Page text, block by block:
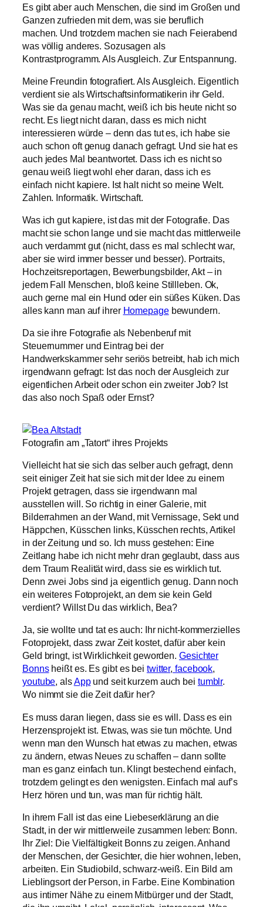
Es gibt aber auch Menschen, die sind im Großen und
Ganzen zufrieden mit dem, was sie beruflich
machen. Und trotzdem machen sie nach Feierabend
was völlig anderes. Sozusagen als
Kontrastprogramm. Als Ausgleich. Zur Entspannung.
Meine Freundin fotografiert. Als Ausgleich. Eigentlich
verdient sie als Wirtschaftsinformatikerin ihr Geld.
Was sie da genau macht, weiß ich bis heute nicht so
recht. Es liegt nicht daran, dass es mich nicht
interessieren würde – denn das tut es, ich habe sie
auch schon oft genug danach gefragt. Und sie hat es
auch jedes Mal beantwortet. Dass ich es nicht so
genau weiß liegt wohl eher daran, dass ich es
einfach nicht kapiere. Ist halt nicht so meine Welt.
Zahlen. Informatik. Wirtschaft.
Was ich gut kapiere, ist das mit der Fotografie. Das
macht sie schon lange und sie macht das mittlerweile
auch verdammt gut (nicht, dass es mal schlecht war,
aber sie wird immer besser und besser). Portraits,
Hochzeitsreportagen, Bewerbungsbilder, Akt – in
jedem Fall Menschen, bloß keine Stillleben. Ok,
auch gerne mal ein Hund oder ein süßes Küken. Das
alles kann man auf ihrer Homepagebewundern.
Da sie ihre Fotografie als Nebenberuf mit
Steuernummer und Eintrag bei der
Handwerkskammer sehr seriös betreibt, hab ich mich
irgendwann gefragt: Ist das noch der Ausgleich zur
eigentlichen Arbeit oder schon ein zweiter Job? Ist
das also noch Spaß oder Ernst?
Fotografin am „Tatort“ ihres Projekts
Vielleicht hat sie sich das selber auch gefragt, denn
seit einiger Zeit hat sie sich mit der Idee zu einem
Projekt getragen, dass sie irgendwann mal
ausstellen will. So richtig in einer Galerie, mit
Bilderrahmen an der Wand, mit Vernissage, Sekt und
Häppchen, Küsschen links, Küsschen rechts, Artikel
in der Zeitung und so. Ich muss gestehen: Eine
Zeitlang habe ich nicht mehr dran geglaubt, dass aus
dem Traum Realität wird, dass sie es wirklich tut.
Denn zwei Jobs sind ja eigentlich genug. Dann noch
ein weiteres Fotoprojekt, an dem sie kein Geld
verdient? Willst Du das wirklich, Bea?
Ja, sie wollte und tat es auch: Ihr nicht-kommerzielles
Fotoprojekt, dass zwar Zeit kostet, dafür aber kein
Geld bringt, ist Wirklichkeit geworden. Gesichter
Bonnsheißt es. Es gibt es bei twitter, facebook,
youtube, alsAppund seit kurzem auch bei tumblr.
Wo nimmt sie die Zeit dafür her?
Es muss daran liegen, dass sie es will. Dass es ein
Herzensprojekt ist. Etwas, was sie tun möchte. Und
wenn man den Wunsch hat etwas zu machen, etwas
zu ändern, etwas Neues zu schaffen – dann sollte
man es ganz einfach tun. Klingt bestechend einfach,
trotzdem gelingt es den wenigsten. Einfach mal auf’s
Herz hören und tun, was man für richtig hält.
In ihrem Fall ist das eine Liebeserklärung an die
Stadt, in der wir mittlerweile zusammen leben: Bonn.
Ihr Ziel: Die Vielfältigkeit Bonns zu zeigen. Anhand
der Menschen, der Gesichter, die hier wohnen, leben,
arbeiten. Ein Studiobild, schwarz-weiß. Ein Bild am
Lieblingsort der Person, in Farbe. Eine Kombination
aus intimer Nähe zu einem Mitbürger und der Stadt,